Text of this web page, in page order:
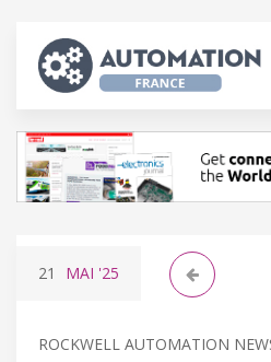
21 MAI '25
ROCKWELL AUTOMATION